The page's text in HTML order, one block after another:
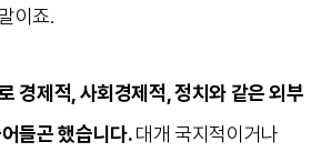
이죠.
경제적, 사회경제적, 정치와 같은 외부
들곤 했습니다.대개 국지적이거나